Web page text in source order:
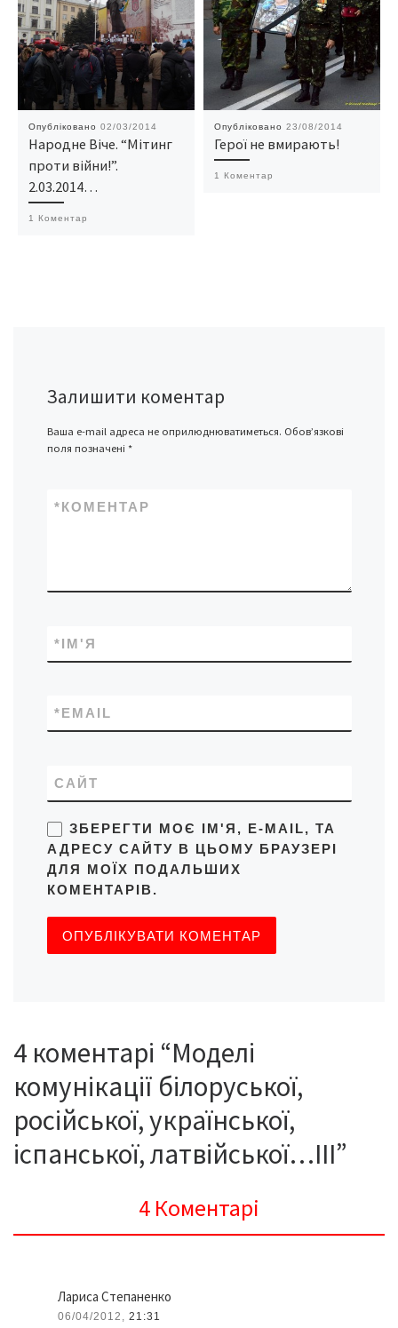
Опубліковано 02/03/2014
Народне Віче. “Мітинг
проти війни!”.
2.03.2014…
1 Коментар
Опубліковано 23/08/2014
Герої не вмирають!
1 Коментар
Залишити коментар
Ваша e-mail адреса не оприлюднюватиметься. Обов’язкові
поля позначені *
КОМЕНТАР
*
ІМ'Я
*
EMAIL
*
САЙТ
ЗБЕРЕГТИ МОЄ ІМ'Я, E-MAIL, ТА
АДРЕСУ САЙТУ В ЦЬОМУ БРАУЗЕРІ
ДЛЯ МОЇХ ПОДАЛЬШИХ
КОМЕНТАРІВ.
4 коментарі “Моделі
комунікації білоруської,
російської, української,
іспанської, латвійської…ІІІ”
4 Коментарі
Лариса Степаненко
06/04/2012, 21:31